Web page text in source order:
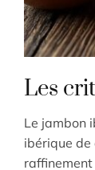
Les
Le jambon
ibérique de
raffinement